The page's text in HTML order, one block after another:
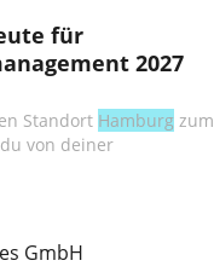
für
2027
Standort Hamburg zum
GmbH